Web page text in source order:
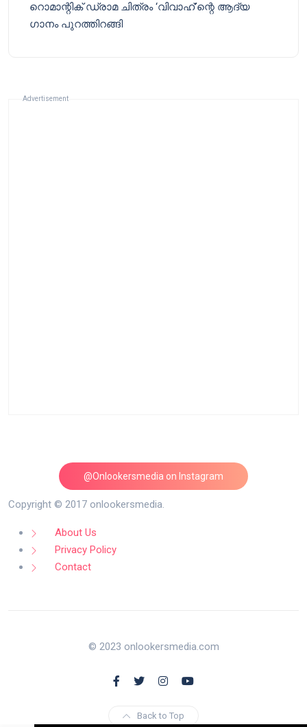
റൊമാന്റിക് ഡ്രാമ ചിത്രം ‘വിവാഹ്’ന്റെ ആദ്യ
ഗാനം പുറത്തിറങ്ങി
Advertisement
@Onlookersmedia on Instagram
Follow on Instagram
Copyright © 2017 onlookersmedia.
About Us
Privacy Policy
Contact
© 2023 onlookersmedia.com
Back to Top